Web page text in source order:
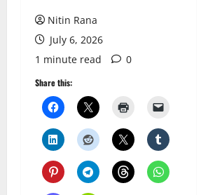
Nitin Rana
July 6, 2026
1 minute read
0
Share this: